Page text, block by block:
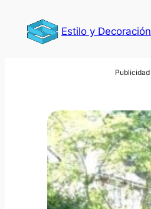
contenido
Estilo y Decoración